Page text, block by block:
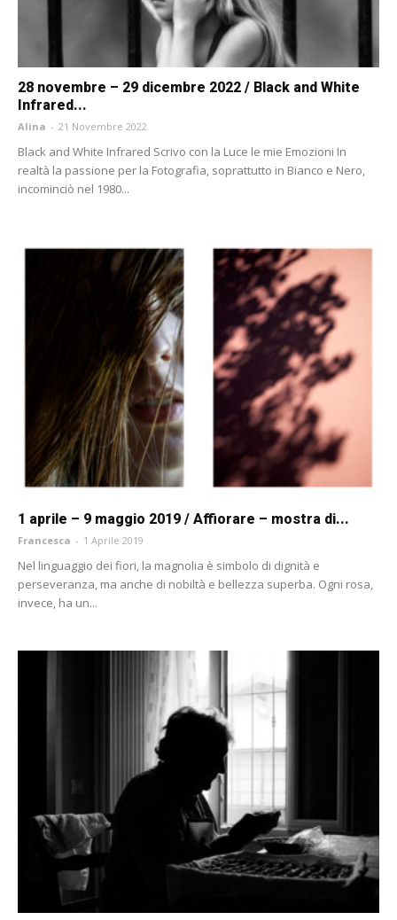
28 novembre – 29 dicembre 2022 / Black and White
Infrared...
Alina - 21 Novembre 2022
Black and White Infrared Scrivo con la Luce le mie Emozioni In
realtà la passione per la Fotografia, soprattutto in Bianco e Nero,
incominciò nel 1980...
1 aprile – 9 maggio 2019 / Affiorare – mostra di...
Francesca - 1 Aprile 2019
Nel linguaggio dei fiori, la magnolia è simbolo di dignità e
perseveranza, ma anche di nobiltà e bellezza superba. Ogni rosa,
invece, ha un...